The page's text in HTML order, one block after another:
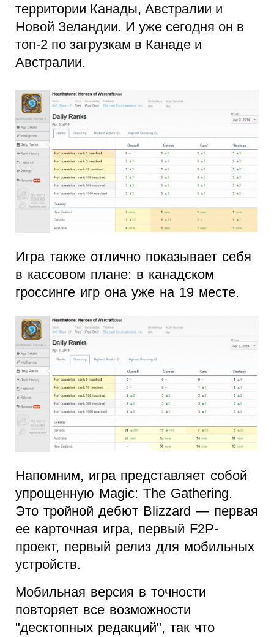
территории Канады, Австралии и
Новой Зеландии. И уже сегодня он в
топ-2 по загрузкам в Канаде и
Австралии.
Игра также отлично показывает себя
в кассовом плане: в канадском
гроссинге игр она уже на 19 месте.
Напомним, игра представляет собой
упрощенную Magic: The Gathering.
Это тройной дебют Blizzard — первая
ее карточная игра, первый F2P-
проект, первый релиз для мобильных
устройств.
Мобильная версия в точности
повторяет все возможности
"десктопных редакций", так что